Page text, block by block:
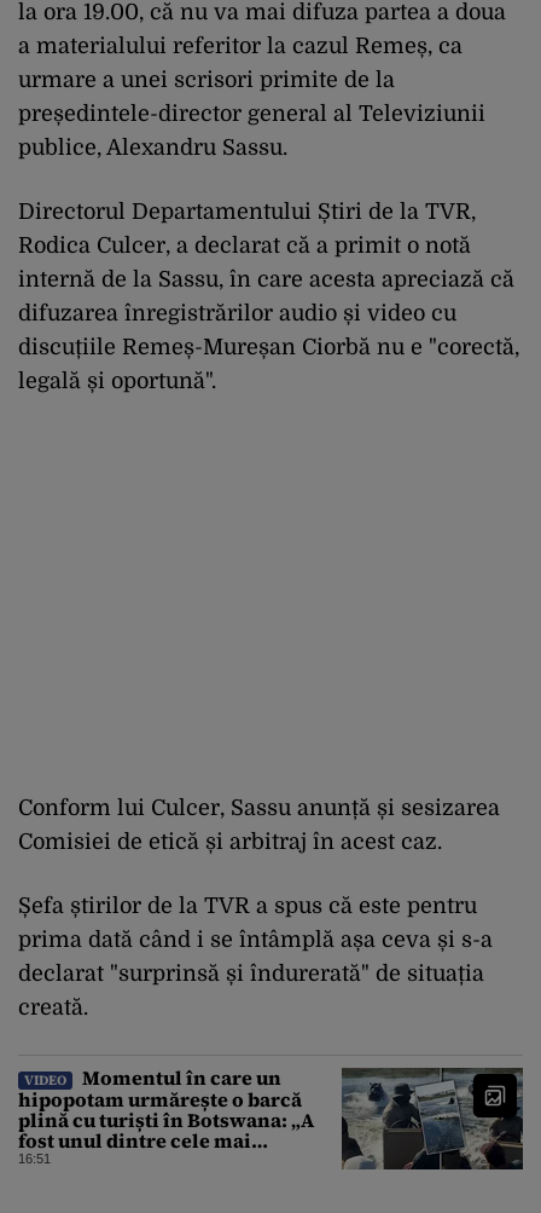
la ora 19.00, că nu va mai difuza partea a doua
a materialului referitor la cazul Remeș, ca
urmare a unei scrisori primite de la
președintele-director general al Televiziunii
publice, Alexandru Sassu.
Directorul Departamentului Știri de la TVR,
Rodica Culcer, a declarat că a primit o notă
internă de la Sassu, în care acesta apreciază că
difuzarea înregistrărilor audio și video cu
discuțiile Remeș-Mureșan Ciorbă nu e "corectă,
legală și oportună".
Conform lui Culcer, Sassu anunță și sesizarea
Comisiei de etică și arbitraj în acest caz.
Șefa știrilor de la TVR a spus că este pentru
prima dată când i se întâmplă așa ceva și s-a
declarat "surprinsă și îndurerată" de situația
creată.
VIDEO
Momentul în care un
hipopotam urmărește o barcă
plină cu turiști în Botswana: „A
fost unul dintre cele mai
înfricoșătoare momente”
16:51